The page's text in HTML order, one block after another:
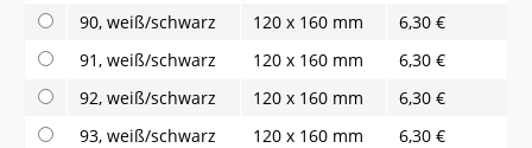
90, weiß/schwarz
120 x 160 mm
6,30 €
91, weiß/schwarz
120 x 160 mm
6,30 €
92, weiß/schwarz
120 x 160 mm
6,30 €
93, weiß/schwarz
120 x 160 mm
6,30 €